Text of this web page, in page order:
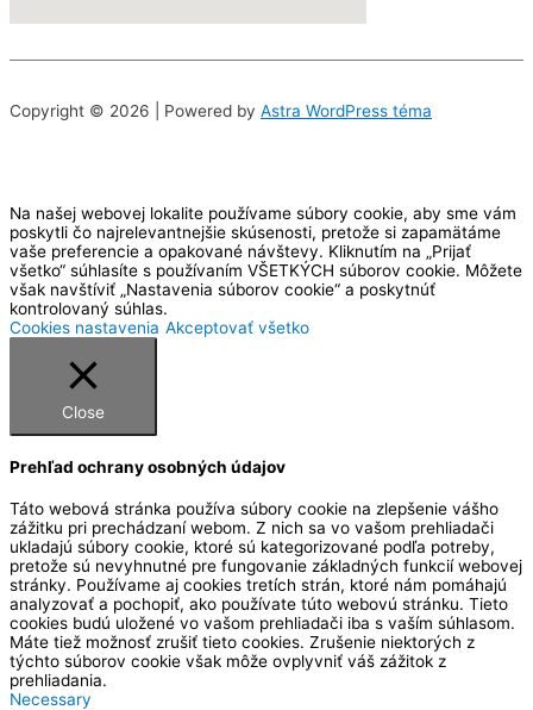
Copyright © 2026 | Powered by Astra WordPress téma
Na našej webovej lokalite používame súbory cookie, aby sme vám
poskytli čo najrelevantnejšie skúsenosti, pretože si zapamätáme
vaše preferencie a opakované návštevy. Kliknutím na „Prijať
všetko“ súhlasíte s používaním VŠETKÝCH súborov cookie. Môžete
však navštíviť „Nastavenia súborov cookie“ a poskytnúť
kontrolovaný súhlas.
Cookies nastavenia Akceptovať všetko
Close
Prehľad ochrany osobných údajov
Táto webová stránka používa súbory cookie na zlepšenie vášho
zážitku pri prechádzaní webom. Z nich sa vo vašom prehliadači
ukladajú súbory cookie, ktoré sú kategorizované podľa potreby,
pretože sú nevyhnutné pre fungovanie základných funkcií webovej
stránky. Používame aj cookies tretích strán, ktoré nám pomáhajú
analyzovať a pochopiť, ako používate túto webovú stránku. Tieto
cookies budú uložené vo vašom prehliadači iba s vaším súhlasom.
Máte tiež možnosť zrušiť tieto cookies. Zrušenie niektorých z
týchto súborov cookie však môže ovplyvniť váš zážitok z
prehliadania.
Necessary